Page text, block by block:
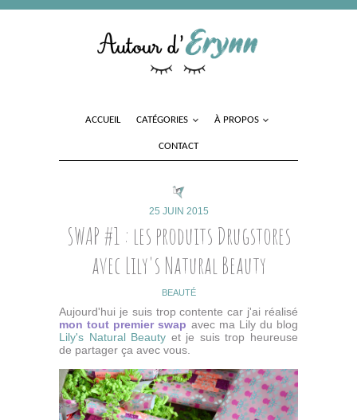
CATÉGORIES
25 JUIN 2015
SWAP #1 : les produits Drugstores
avec Lily's Natural Beauty
BEAUTÉ
Aujourd'hui je suis trop contente car j'ai réalisé
mon tout premier swap avec ma Lily du blog
Lily's Natural Beauty et je suis trop heureuse
de partager ça avec vous.